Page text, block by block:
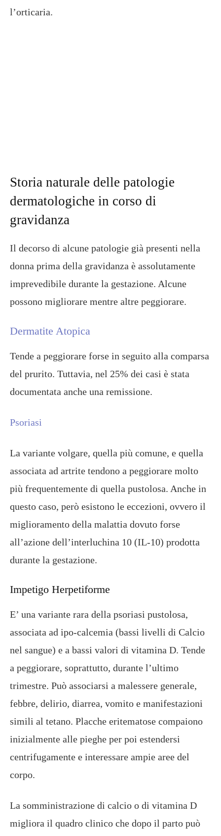
l’orticaria.
Storia naturale delle patologie
dermatologiche in corso di
gravidanza
Il decorso di alcune patologie già presenti nella
donna prima della gravidanza è assolutamente
imprevedibile durante la gestazione. Alcune
possono migliorare mentre altre peggiorare.
Dermatite Atopica
Tende a peggiorare forse in seguito alla comparsa
del prurito. Tuttavia, nel 25% dei casi è stata
documentata anche una remissione.
Psoriasi
La variante volgare, quella più comune, e quella
associata ad artrite tendono a peggiorare molto
più frequentemente di quella pustolosa. Anche in
questo caso, però esistono le eccezioni, ovvero il
miglioramento della malattia dovuto forse
all’azione dell’interluchina 10 (IL-10) prodotta
durante la gestazione.
Impetigo Herpetiforme
E’ una variante rara della psoriasi pustolosa,
associata ad ipo-calcemia (bassi livelli di Calcio
nel sangue) e a bassi valori di vitamina D. Tende
a peggiorare, soprattutto, durante l’ultimo
trimestre. Può associarsi a malessere generale,
febbre, delirio, diarrea, vomito e manifestazioni
simili al tetano. Placche eritematose compaiono
inizialmente alle pieghe per poi estendersi
centrifugamente e interessare ampie aree del
corpo.
La somministrazione di calcio o di vitamina D
migliora il quadro clinico che dopo il parto può